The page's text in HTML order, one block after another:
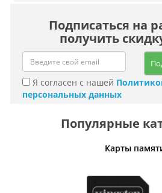
Подписаться на
получить
Я согласен с нашей
персональных данных
Популярные
Карты